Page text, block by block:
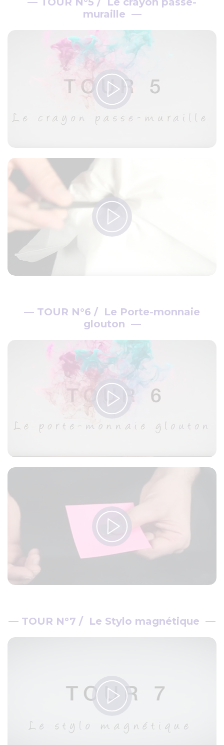
muraille —
— TOUR N°6 / Le Porte-monnaie
glouton —
— TOUR N°7 / Le Stylo magnétique —